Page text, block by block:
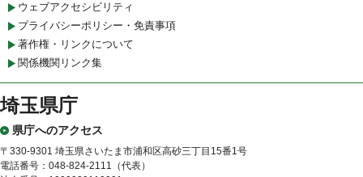
ウェブアクセシビリティ
プライバシーポリシー・免責事項
著作権・リンクについて
関係機関リンク集
埼玉県庁
県庁へのアクセス
〒330-9301 埼玉県さいたま市浦和区高砂三丁目15番1号
電話番号：048-824-2111（代表）